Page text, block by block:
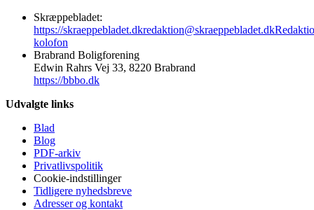
Skræppebladet:
https://skraeppebladet.dkredaktion@skraeppebladet.dk
kolofon
Brabrand Boligforening
Edwin Rahrs Vej 33, 8220 Brabrand
https://bbbo.dk
Udvalgte links
Blad
Blog
PDF-arkiv
Privatlivspolitik
Cookie-indstillinger
Tidligere nyhedsbreve
Adresser og kontakt